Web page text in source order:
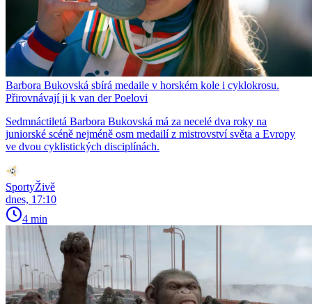
Barbora Bukovská sbírá medaile v horském kole i cyklokrosu.
Přirovnávají ji k van der Poelovi
Sedmnáctiletá Barbora Bukovská má za necelé dva roky na
juniorské scéně nejméně osm medailí z mistrovství světa a Evropy
ve dvou cyklistických disciplínách.
SportyŽivě
dnes, 17:10
4 min